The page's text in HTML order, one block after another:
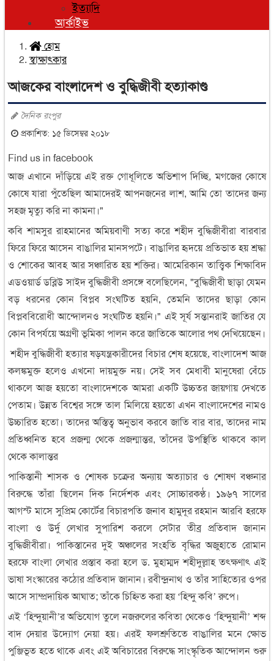
ইত্যাদি
আর্কাইভ
হোম
স্বাক্ষাৎকার
আজকের বাংলাদেশ ও বুদ্ধিজীবী হত্যাকাণ্ড
দৈনিক রংপুর
প্রকাশিত: ১৫ ডিসেম্বর ২০১৮
Find us in facebook
আজ এখানে দাঁড়িয়ে এই রক্ত গোধূলিতে অভিশাপ দিচ্ছি, মগজের কোষে
কোষে যারা পুঁতেছিল আমাদেরই আপনজনের লাশ, আমি তো তাদের জন্য
সহজ মৃত্যু করি না কামনা।"
কবি শামসুর রাহমানের অমিয়বাণী সত্য করে শহীদ বুদ্ধিজীবীরা বারবার
ফিরে ফিরে আসেন বাঙালির মানসপটে। বাঙালির হৃদয়ে প্রতিভাত হয় শ্রদ্ধা
ও শোকের আবহ আর সঞ্চারিত হয় শক্তির। আমেরিকান তাত্ত্বিক শিক্ষাবিদ
এডওয়ার্ড ডব্লিউ সাইদ বুদ্ধিজীবী প্রসঙ্গে বলেছিলেন, "বুদ্ধিজীবী ছাড়া যেমন
বড় ধরনের কোন বিপ্লব সংঘটিত হয়নি, তেমনি তাদের ছাড়া কোন
বিপ্লববিরোধী আন্দোলনও সংঘটিত হয়নি।" এই সূর্য সন্তানরাই জাতির যে
কোন বিপর্যয়ে অগ্রণী ভূমিকা পালন করে জাতিকে আলোর পথ দেখিয়েছেন।
শহীদ বুদ্ধিজীবী হত্যার ষড়যন্ত্রকারীদের বিচার শেষ হয়েছে, বাংলাদেশ আজ
কলঙ্কমুক্ত হলেও এখনো দায়মুক্ত নয়। সেই সব মেধাবী মানুষেরা বেঁচে
থাকলে আজ হয়তো বাংলাদেশকে আমরা একটি উচ্চতর জায়গায় দেখতে
পেতাম। উন্নত বিশ্বের সঙ্গে তাল মিলিয়ে হয়তো এখন বাংলাদেশের নামও
উচ্চারিত হতো। তাদের অস্তিত্ব অনুভাব করবে জাতি বার বার, তাদের নাম
প্রতিধ্বনিত হবে প্রজন্ম থেকে প্রজন্মান্তর, তাঁদের উপস্থিতি থাকবে কাল
থেকে কালান্তর
পাকিস্তানী শাসক ও শোষক চক্রের অন্যায় অত্যাচার ও শোষণ বঞ্চনার
বিরুদ্ধে তাঁরা ছিলেন দিক নির্দেশক এবং সোচ্চারকণ্ঠ। ১৯৬৭ সালের
আগস্ট মাসে সুপ্রিম কোর্টের বিচারপতি জনাব হামুদূর রহমান আরবি হরফে
বাংলা ও উর্দু লেখার সুপারিশ করলে সেটার তীব্র প্রতিবাদ জানান
বুদ্ধিজীবীরা। পাকিস্তানের দুই অঞ্চলের সংহতি বৃদ্ধির অজুহাতে রোমান
হরফে বাংলা লেখার প্রস্তাব করা হলে ড. মুহাম্মদ শহীদুল্লাহ তৎক্ষণাৎ এই
ভাষা সংস্কারের কঠোর প্রতিবাদ জানান। রবীন্দ্রনাথ ও তাঁর সাহিত্যের ওপর
আসে সাম্প্রদায়িক আঘাত; তাঁকে চিহ্নিত করা হয় ‘হিন্দু কবি’ রুপে।
এই ‘হিন্দুয়ানী’র অভিযোগ তুলে নজরুলের কবিতা থেকেও ‘হিন্দুয়ানী’ শব্দ
বাদ দেয়ার উদ্যোগ নেয়া হয়। এরই ফলশ্রুতিতে বাঙালির মনে ক্ষোভ
পুঞ্জিভূত হতে থাকে এবং এই অবিচারের বিরুদ্ধে সাংস্কৃতিক আন্দোলন শুরু